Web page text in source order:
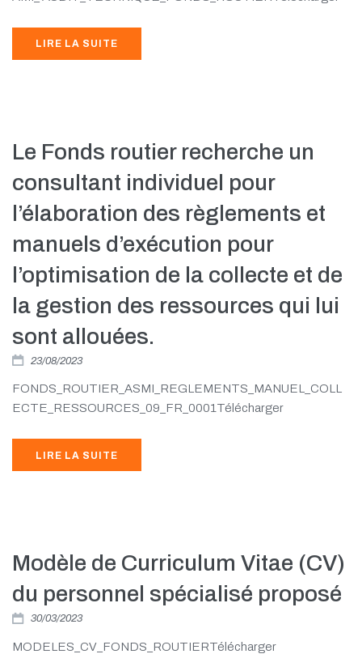
LIRE LA SUITE
Le Fonds routier recherche un
consultant individuel pour
l’élaboration des règlements et
manuels d’exécution pour
l’optimisation de la collecte et de
la gestion des ressources qui lui
sont allouées.
23/08/2023
FONDS_ROUTIER_ASMI_REGLEMENTS_MANUEL_COLL
ECTE_RESSOURCES_09_FR_0001Télécharger
LIRE LA SUITE
Modèle de Curriculum Vitae (CV)
du personnel spécialisé proposé
30/03/2023
MODELES_CV_FONDS_ROUTIERTélécharger